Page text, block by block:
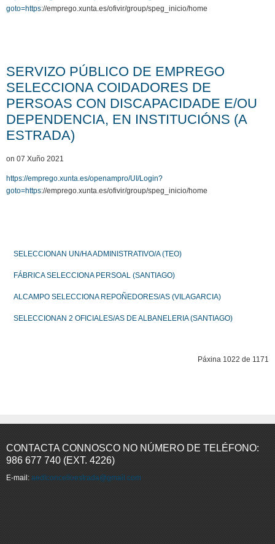
goto=https://emprego.xunta.es/ofivir/group/speg_inicio/home
SERVIZO PÚBLICO DE EMPREGO
SELECCIONA COIDADORES DE
PERSOAS CON DISCAPACIDADE E/OU
DEPENDENCIA, EN INSTITUCIÓNS (A
ESTRADA)
on 07 Xuño 2021
https://emprego.xunta.es/openampro/UI/Login?
goto=https://emprego.xunta.es/ofivir/group/speg_inicio/home
SELECCIONAN UN/HA ADMINISTRATIVO/A (TEO)
FÁBRICA SELECCIONA PERSOAL (SANTIAGO)
ALCAMPO SELECCIONA REPOÑEDORES/AS (VILAGARCIA)
SELECCIONAN 2 OFICIALES/AS DE ALBANELERIA (SANTIAGO)
Páxina 1022 de 1171
CONTACTA CONNOSCO NO NÚMERO DE TELÉFONO:
986 677 740 (EXT. 4226)
E-mail: aedlconcelloestrada@gmail.com